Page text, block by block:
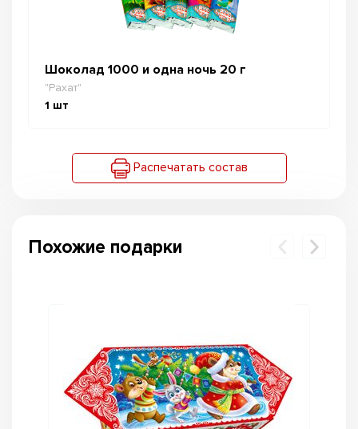
Шоколад 1000 и одна ночь 20 г
"Рахат"
1 шт
Распечатать состав
Похожие подарки